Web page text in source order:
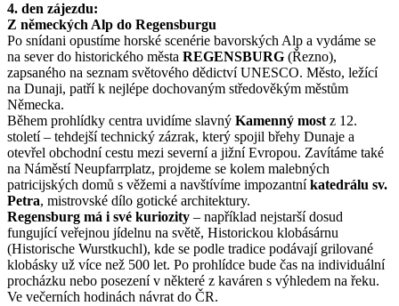
4. den zájezdu:
Z německých Alp do Regensburgu
Po snídani opustíme horské scenérie bavorských Alp a vydáme se
na sever do historického města REGENSBURG (Řezno),
zapsaného na seznam světového dědictví UNESCO. Město, ležící
na Dunaji, patří k nejlépe dochovaným středověkým městům
Německa.
Během prohlídky centra uvidíme slavný Kamenný most z 12.
století – tehdejší technický zázrak, který spojil břehy Dunaje a
otevřel obchodní cestu mezi severní a jižní Evropou. Zavítáme také
na Náměstí Neupfarrplatz, projdeme se kolem malebných
patricijských domů s věžemi a navštívíme impozantníkatedrálu sv.
Petra, mistrovské dílo gotické architektury.
Regensburg má i své kuriozity – například nejstarší dosud
fungující veřejnou jídelnu na světě, Historickou klobásárnu
(Historische Wurstkuchl), kde se podle tradice podávají grilované
klobásky už více než 500 let. Po prohlídce bude čas na individuální
procházku nebo posezení v některé z kaváren s výhledem na řeku.
Ve večerních hodinách návrat do ČR.